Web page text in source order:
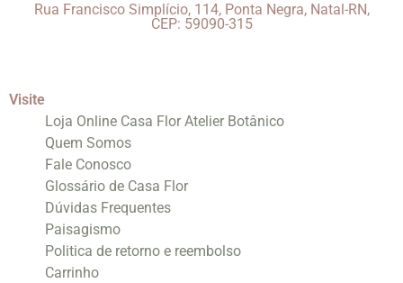
Rua Francisco Simplício, 114, Ponta Negra, Natal-RN,
CEP: 59090-315
Visite
Loja Online Casa Flor Atelier Botânico
Quem Somos
Fale Conosco
Glossário de Casa Flor
Dúvidas Frequentes
Paisagismo
Politica de retorno e reembolso
Carrinho